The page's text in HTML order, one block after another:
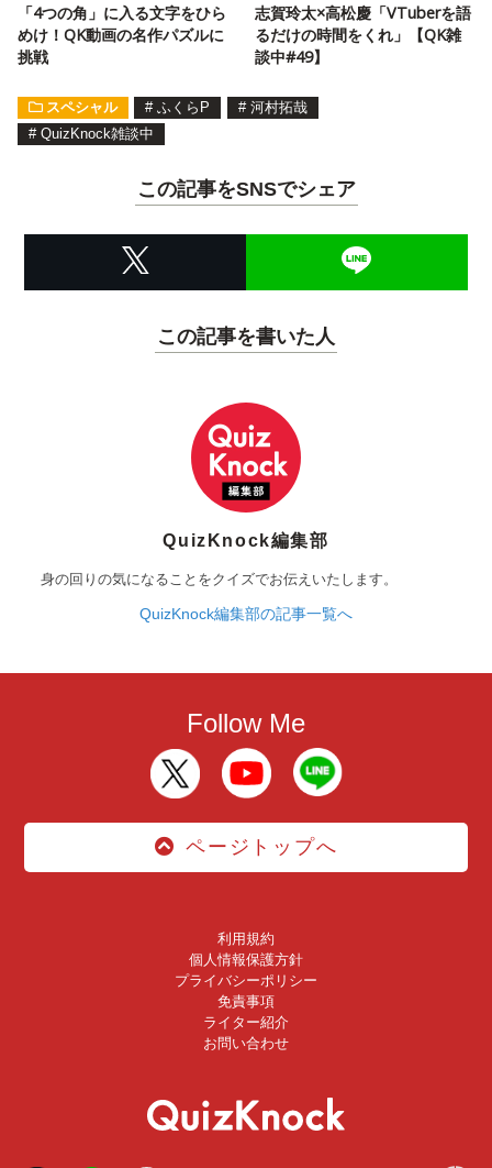
「4つの角」に入る文字をひら
めけ！QK動画の名作パズルに
挑戦
志賀玲太×高松慶「VTuberを語
るだけの時間をくれ」【QK雑
談中#49】
スペシャル # ふくらP # 河村拓哉
# QuizKnock雑談中
この記事をSNSでシェア
この記事を書いた人
QuizKnock編集部
身の回りの気になることをクイズでお伝えいたします。
QuizKnock編集部の記事一覧へ
Follow Me
ページトップへ
利用規約
個人情報保護方針
プライバシーポリシー
免責事項
ライター紹介
お問い合わせ